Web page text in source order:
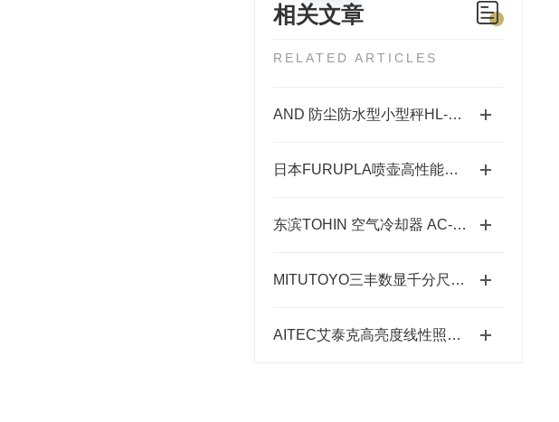
相关文章
RELATED ARTICLES
AND 防尘防水型小型秤HL-300WP -SUS304 不锈钢本体
日本FURUPLA喷壶高性能特点及型号介绍 -重庆藤田
东滨TOHIN 空气冷却器 AC-60 和 AC-60c 的特点
MITUTOYO三丰数显千分尺227-203-20
AITEC艾泰克高亮度线性照明的作用体现在哪些场景中？